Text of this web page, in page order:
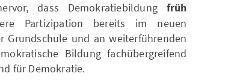
dass Demokratiebildung früh
Partizipation bereits im neuen
Grundschule und an weiterführenden
Bildung fachübergreifend
für Demokratie.